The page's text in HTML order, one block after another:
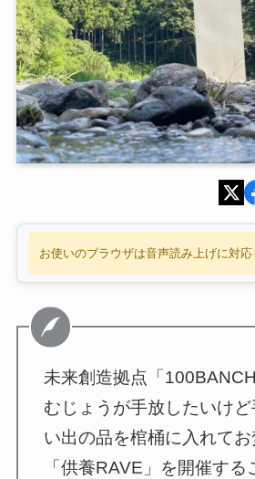
お使いのブラウザは音声読み上げに対応
未来創造拠点「
むじょうが手放したいけ
い出の品を棺桶に入れて
「供養RAVE」を開催する